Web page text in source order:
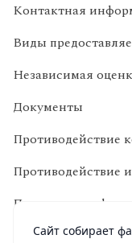
Контактная
Виды
Независимая
Документы
Противодействие
Противодействие
Политика
Сайт собирает